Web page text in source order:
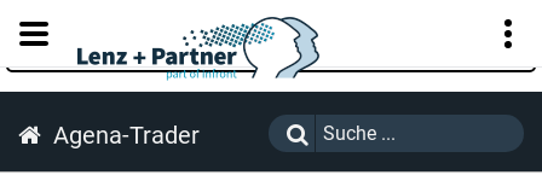
KUNDENPORTAL
Agena-Trader